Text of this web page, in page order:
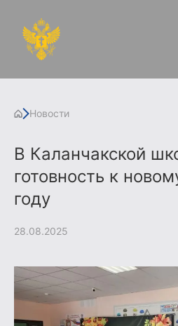
Новости
В Каланчакской
готовность к
году
28.08.2025